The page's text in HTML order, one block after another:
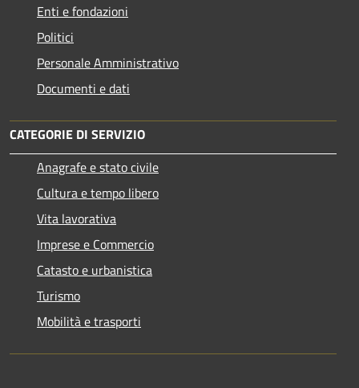
Enti e fondazioni
Politici
Personale Amministrativo
Documenti e dati
CATEGORIE DI SERVIZIO
Anagrafe e stato civile
Cultura e tempo libero
Vita lavorativa
Imprese e Commercio
Catasto e urbanistica
Turismo
Mobilità e trasporti